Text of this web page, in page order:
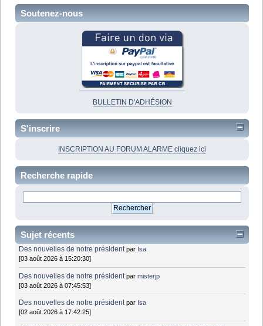
Soutenez-nous
BULLETIN D'ADHÉSION
S'inscrire
INSCRIPTION AU FORUM ALARME cliquez ici
Recherche rapide
Sujet récents
Des nouvelles de notre président par Isa
[03 août 2026 à 15:20:30]
Des nouvelles de notre président parmisterjp
[03 août 2026 à 07:45:53]
Des nouvelles de notre président par Isa
[02 août 2026 à 17:42:25]